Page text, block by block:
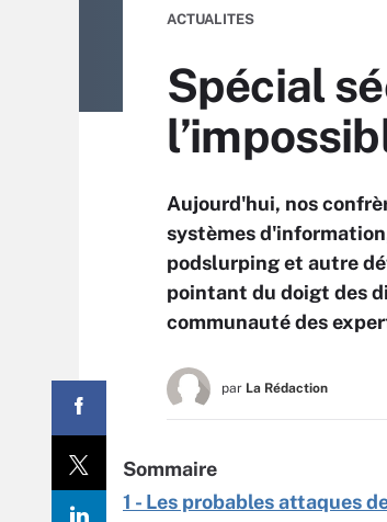
ACTUALITES
Spécial
Aujourd'hui, nos
systèmes
podslurping et autre
pointant du doigt des
communauté des
par La Rédaction
Sommaire
1 - Les probables attaques